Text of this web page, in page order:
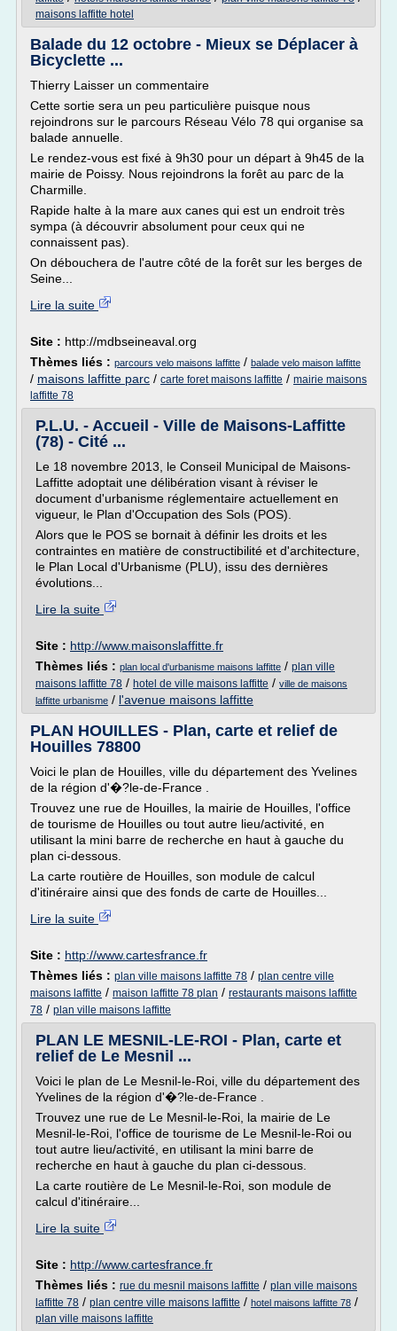
maisons laffitte hotel
Balade du 12 octobre - Mieux se Déplacer à
Bicyclette ...
Thierry Laisser un commentaire
Cette sortie sera un peu particulière puisque nous
rejoindrons sur le parcours Réseau Vélo 78 qui organise sa
balade annuelle.
Le rendez-vous est fixé à 9h30 pour un départ à 9h45 de la
mairie de Poissy. Nous rejoindrons la forêt au parc de la
Charmille.
Rapide halte à la mare aux canes qui est un endroit très
sympa (à découvrir absolument pour ceux qui ne
connaissent pas).
On débouchera de l'autre côté de la forêt sur les berges de
Seine...
Lire la suite
Site : http://mdbseineaval.org
Thèmes liés : parcours velo maisons laffitte / balade velo maison laffitte
/ maisons laffitte parc / carte foret maisons laffitte / mairie maisons
laffitte 78
P.L.U. - Accueil - Ville de Maisons-Laffitte
(78) - Cité ...
Le 18 novembre 2013, le Conseil Municipal de Maisons-
Laffitte adoptait une délibération visant à réviser le
document d'urbanisme réglementaire actuellement en
vigueur, le Plan d'Occupation des Sols (POS).
Alors que le POS se bornait à définir les droits et les
contraintes en matière de constructibilité et d'architecture,
le Plan Local d'Urbanisme (PLU), issu des dernières
évolutions...
Lire la suite
Site : http://www.maisonslaffitte.fr
Thèmes liés : plan local d'urbanisme maisons laffitte / plan ville
maisons laffitte 78 / hotel de ville maisons laffitte / ville de maisons
laffitte urbanisme / l'avenue maisons laffitte
PLAN HOUILLES - Plan, carte et relief de
Houilles 78800
Voici le plan de Houilles, ville du département des Yvelines
de la région d'�?le-de-France .
Trouvez une rue de Houilles, la mairie de Houilles, l'office
de tourisme de Houilles ou tout autre lieu/activité, en
utilisant la mini barre de recherche en haut à gauche du
plan ci-dessous.
La carte routière de Houilles, son module de calcul
d'itinéraire ainsi que des fonds de carte de Houilles...
Lire la suite
Site : http://www.cartesfrance.fr
Thèmes liés : plan ville maisons laffitte 78 / plan centre ville
maisons laffitte / maison laffitte 78 plan / restaurants maisons laffitte
78 / plan ville maisons laffitte
PLAN LE MESNIL-LE-ROI - Plan, carte et
relief de Le Mesnil ...
Voici le plan de Le Mesnil-le-Roi, ville du département des
Yvelines de la région d'�?le-de-France .
Trouvez une rue de Le Mesnil-le-Roi, la mairie de Le
Mesnil-le-Roi, l'office de tourisme de Le Mesnil-le-Roi ou
tout autre lieu/activité, en utilisant la mini barre de
recherche en haut à gauche du plan ci-dessous.
La carte routière de Le Mesnil-le-Roi, son module de
calcul d'itinéraire...
Lire la suite
Site : http://www.cartesfrance.fr
Thèmes liés : rue du mesnil maisons laffitte / plan ville maisons
laffitte 78 / plan centre ville maisons laffitte / hotel maisons laffitte 78 /
plan ville maisons laffitte